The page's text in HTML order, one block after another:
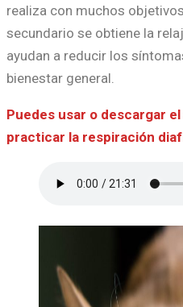
realiza con muchos
secundario se obtiene la
ayudan a reducir los
bienestar general.
Puedes usar o descargar
practicar la respiración